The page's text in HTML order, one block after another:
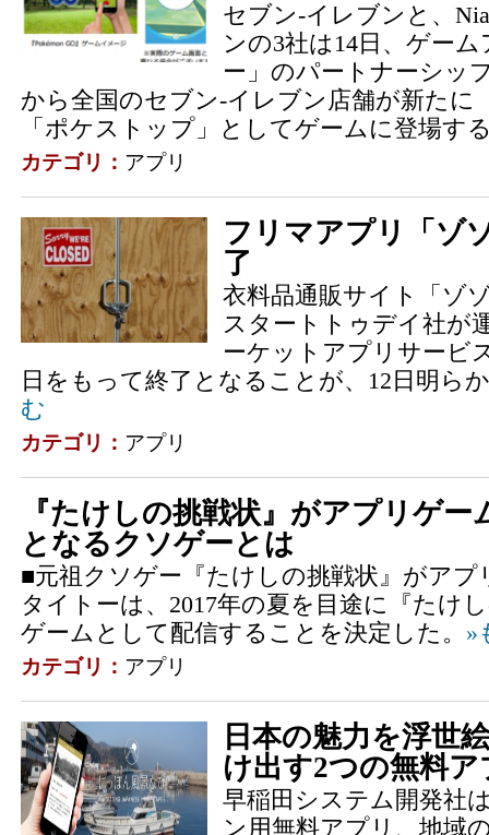
セブン‐イレブンと、
ンの3社は14日、ゲー
ー」のパートナーシッ
から全国のセブン‐イレブン店舗が新たに
「ポケストップ」としてゲームに登場す
カテゴリ： アプリ
フリマアプリ「ゾ
了
衣料品通販サイト「ゾ
スタートトゥデイ社が
ーケットアプリサービ
日をもって終了となることが、12日明ら
む
カテゴリ： アプリ
『たけしの挑戦状』がアプリゲ
となるクソゲーとは
■元祖クソゲー『たけしの挑戦状』がアプ
タイトーは、2017年の夏を目途に『たけ
ゲームとして配信することを決定した。 »
カテゴリ： アプリ
日本の魅力を浮世
け出す2つの無料ア
早稲田システム開発社
ン用無料アプリ、地域